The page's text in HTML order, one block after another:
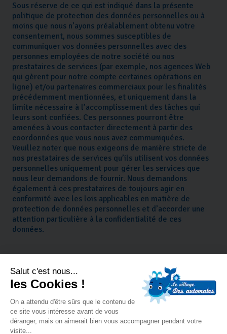
Sous réserve de ce qui est indiqué dans la présente
politique de protection des données personnelles ou à
moins que nous n’ayons préalablement obtenu votre
consentement, nous sommes susceptibles de
communiquer vos données personnelles avec des
personnes employées de notre société ou nos
prestataires de services (par exemple, nos agences Web
qui gèrent pour notre compte certaines opérations en
ligne) et/ou partenaires commerciaux pour les finalités
précédemment mentionnées, et uniquement dans la
limite nécessaire à l’accomplissement des tâches qui
leurs sont confiées. Ces personnes pourront être
amenées à vous contacter directement à partir des
coordonnées que vous nous avez communiquées.
Veuillez noter que nous exigeons de manière stricte de
nos prestataires de services qu’ils utilisent vos données
personnelles uniquement pour gérer les services que
nous leur demandons de fournir. Nous demandons
également à ces prestataires de toujours agir en
conformité avec les lois applicables en matière de
protection de données personnelles et d’accorder une
attention particulière à la confidentialité de ces
données.
Vos données personnelles sont stockées soit dans nos
bases de données soit dans celles de nos prestataires de
services.
Dans certains cas, et principalement pour des raisons
techniques, ces bases de données peuvent être stockées
sur des serveurs situés en dehors du pays (y compris en